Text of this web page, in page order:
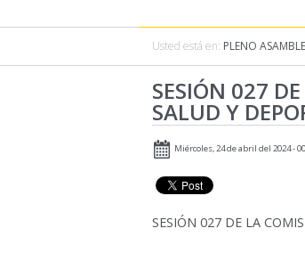
Usted está en: PLENO
SESIÓN 027
SALUD Y
Miércoles, 24 de abril del 2024 -
SESIÓN 027 DE LA